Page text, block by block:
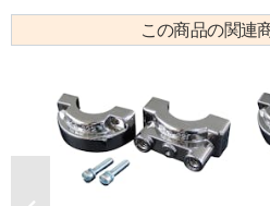
この商品の関連